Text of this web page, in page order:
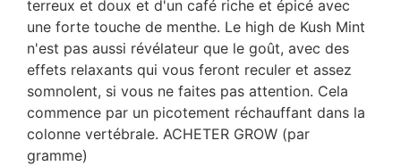
terreux et doux et d'un café riche et épicé avec
une forte touche de menthe. Le high de Kush Mint
n'est pas aussi révélateur que le goût, avec des
effets relaxants qui vous feront reculer et assez
somnolent, si vous ne faites pas attention. Cela
commence par un picotement réchauffant dans la
colonne vertébrale. ACHETER GROW (par
gramme)